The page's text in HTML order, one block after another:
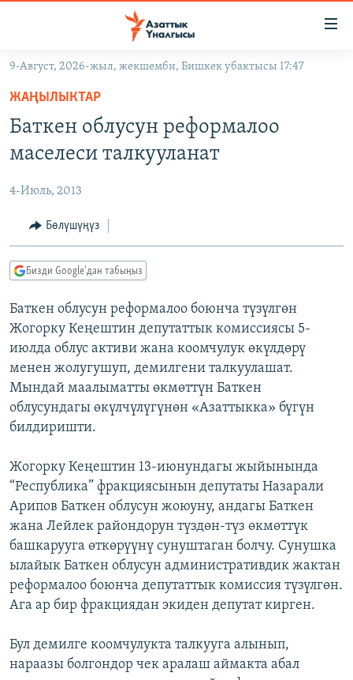
Навигацияга
өтүңүз
Издөөгө
салыңыз
ЭКОНОМИКА
МАДАНИЯТ
БОРБОР АЗИЯ
АТАЙЫН ИЛИКТӨӨ
ТВ ПРОГРАММАЛАР
ЭКСПЕРТТЕР ТАЛДАЙТ
БИЗ ЖАНА ДҮЙНӨ
ДАНИСТЕ
ЭЖЕ-СИҢДИЛЕР
АЗАТТЫК+
ЫҢГАЙСЫЗ СУРООЛОР
ӨЗГӨЧӨ ПИКИР
Русский
ОНЛАЙН ШЕРИНЕ
ЭЕ/АРнун бардык сайттары
9-Август, 2026-жыл, жекшемби, Бишкек убактысы 17:47
ЖАҢЫЛЫКТАР
Баткен облусун реформалоо
маселеси талкууланат
4-Июль, 2013
Бөлүшүңүз
Бизди Google'дан табыңыз
Баткен облусун реформалоо боюнча түзүлгөн
Жогорку Кеңештин депутаттык комиссиясы 5-
июлда облус активи жана коомчулук өкүлдөрү
менен жолугушуп, демилгени талкуулашат.
Мындай маалыматты өкмөттүн Баткен
облусундагы өкүлчүлүгүнөн «Азаттыкка» бүгүн
билдиришти.
Жогорку Кеңештин 13-июнундагы жыйынында
“Республика” фракциясынын депутаты Назарали
Арипов Баткен облусун жоюуну, андагы Баткен
жана Лейлек райондорун түздөн-түз өкмөттүк
башкарууга өткөрүүнү сунуштаган болчу. Сунушка
ылайык Баткен облусун административдик жактан
реформалоо боюнча депутаттык комиссия түзүлгөн.
Агa ар бир фракциядан экиден депутат кирген.
Бул демилге коомчулукта талкууга алынып,
нараазы болгондор чек аралаш аймакта абал